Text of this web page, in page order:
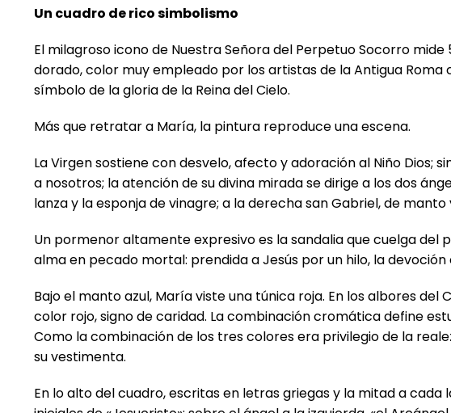
Un cuadro de rico simbolismo
El milagroso icono de Nuestra Señora del Perpetuo Socorro
dorado, color muy empleado por los artistas de la Antigua
símbolo de la gloria de la Reina del Cielo.
Más que retratar a María, la pintura reproduce una escena.
La Virgen sostiene con desvelo, afecto y adoración al Niño Dios;
a nosotros; la atención de su divina mirada se dirige a los dos
lanza y la esponja de vinagre; a la derecha san Gabriel, de
Un pormenor altamente expresivo es la sandalia que cuelga del
alma en pecado mortal: prendida a Jesús por un hilo, la devoción
Bajo el manto azul, María viste una túnica roja. En los albores
color rojo, signo de caridad. La combinación cromática define
Como la combinación de los tres colores era privilegio de la
su vestimenta.
En lo alto del cuadro, escritas en letras griegas y la mitad a cada